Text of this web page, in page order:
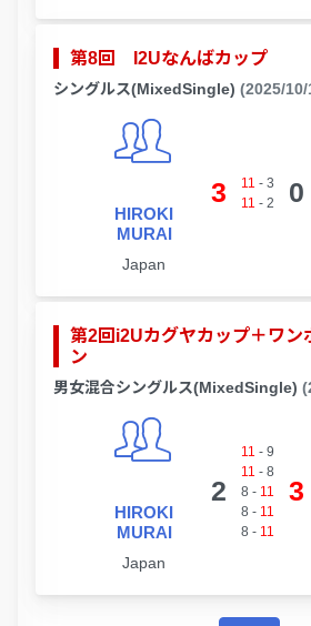
第8回 I2Uなんばカップ
シングルス(MixedSingle) (2025/10/
HIROKI
MURAI
Japan
3 11 - 3
11 - 2 0
第2回i2Uカグヤカップ＋ワン
ン
男女混合シングルス(MixedSingle)
HIROKI
MURAI
Japan
2
11 - 9
11 - 8
8 - 11
8 - 11
8 - 11
3